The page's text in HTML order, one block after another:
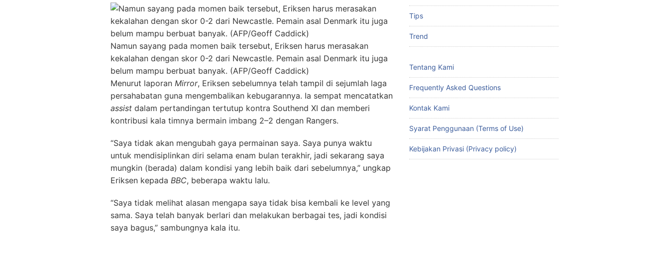
Namun sayang pada momen baik tersebut, Eriksen harus merasakan
kekalahan dengan skor 0-2 dari Newcastle. Pemain asal Denmark itu juga
belum mampu berbuat banyak. (AFP/Geoff Caddick)
Menurut laporan Mirror, Eriksen sebelumnya telah tampil di sejumlah laga
persahabatan guna mengembalikan kebugarannya. Ia sempat mencatatkan
assist dalam pertandingan tertutup kontra Southend XI dan memberi
kontribusi kala timnya bermain imbang 2–2 dengan Rangers.
“Saya tidak akan mengubah gaya permainan saya. Saya punya waktu
untuk mendisiplinkan diri selama enam bulan terakhir, jadi sekarang saya
mungkin (berada) dalam kondisi yang lebih baik dari sebelumnya,” ungkap
Eriksen kepada BBC, beberapa waktu lalu.
“Saya tidak melihat alasan mengapa saya tidak bisa kembali ke level yang
sama. Saya telah banyak berlari dan melakukan berbagai tes, jadi kondisi
saya bagus,” sambungnya kala itu.
Tips
Trend
Tentang Kami
Frequently Asked Questions
Kontak Kami
Syarat Penggunaan (Terms of Use)
Kebijakan Privasi (Privacy policy)